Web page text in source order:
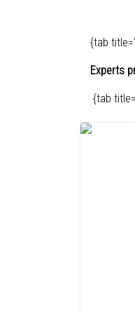
{tab
Experts
{tab